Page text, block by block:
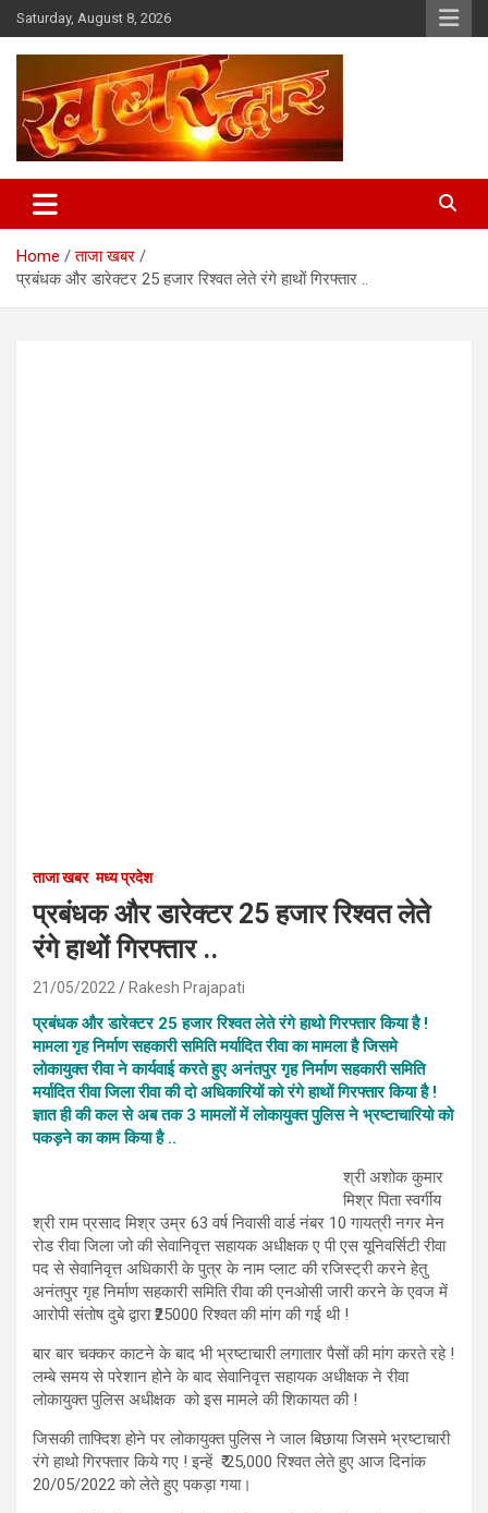
Skip
to
content
Saturday, August 8, 2026
Khabar Dwar
Home
ताजा खबर
प्रबंधक और डारेक्टर 25 हजार रिश्वत लेते रंगे हाथों गिरफ्तार ..
ताजा खबर मध्य प्रदेश
प्रबंधक और डारेक्टर 25 हजार रिश्वत लेते
रंगे हाथों गिरफ्तार ..
21/05/2022 Rakesh Prajapati
प्रबंधक और डारेक्टर 25 हजार रिश्वत लेते रंगे हाथो गिरफ्तार किया है !
मामला गृह निर्माण सहकारी समिति मर्यादित रीवा का मामला है जिसमे
लोकायुक्त रीवा ने कार्यवाई करते हुए अनंतपुर गृह निर्माण सहकारी समिति
मर्यादित रीवा जिला रीवा की दो अधिकारियों को रंगे हाथों गिरफ्तार किया है !
ज्ञात ही की कल से अब तक 3 मामलों में लोकायुक्त पुलिस ने भ्रष्टाचारियो को
पकड़ने का काम किया है ..
श्री अशोक कुमार
मिश्र पिता स्वर्गीय
श्री राम प्रसाद मिश्र उम्र 63 वर्ष निवासी वार्ड नंबर 10 गायत्री नगर मेन
रोड रीवा जिला जो की सेवानिवृत्त सहायक अधीक्षक ए पी एस यूनिवर्सिटी रीवा
पद से सेवानिवृत्त अधिकारी के पुत्र के नाम प्लाट की रजिस्ट्री करने हेतु
अनंतपुर गृह निर्माण सहकारी समिति रीवा की एनओसी जारी करने के एवज में
आरोपी संतोष दुबे द्वारा ₹25000 रिश्वत की मांग की गई थी !
बार बार चक्कर काटने के बाद भी भ्रष्टाचारी लगातार पैसों की मांग करते रहे !
लम्बे समय से परेशान होने के बाद सेवानिवृत्त सहायक अधीक्षक ने रीवा
लोकायुक्त पुलिस अधीक्षक को इस मामले की शिकायत की !
जिसकी ताफ्दिश होने पर लोकायुक्त पुलिस ने जाल बिछाया जिसमे भ्रष्टाचारी
रंगे हाथो गिरफ्तार किये गए ! इन्हें ₹ 25,000 रिश्वत लेते हुए आज दिनांक
20/05/2022 को लेते हुए पकड़ा गया।